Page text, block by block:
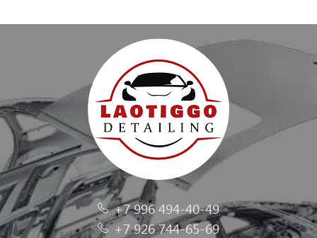
+7 996 494-40-49
+7 926 744-65-69